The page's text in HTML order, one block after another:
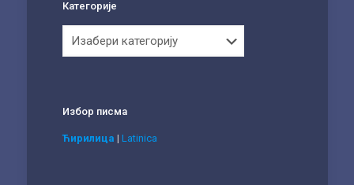
Категорије
Избор писма
Ћирилица | Latinica